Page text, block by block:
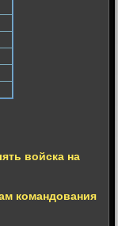
войска на
командования